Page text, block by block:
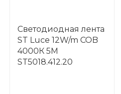
Светодиодная лента
ST Luce 12W/m COB
4000К 5M
ST5018.412.20